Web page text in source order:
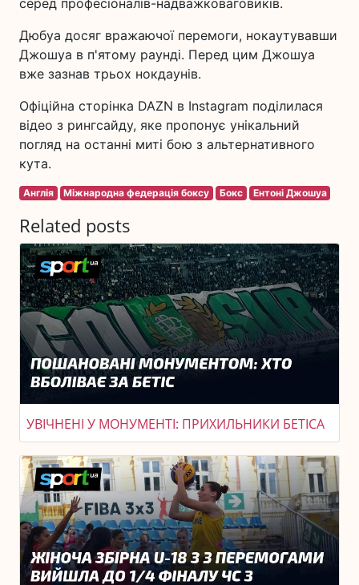
Дюбуа досяг вражаючої перемоги, нокаутувавши
Джошуа в п'ятому раунді. Перед цим Джошуа
вже зазнав трьох нокдаунів.
Офіційна сторінка DAZN в Instagram поділилася
відео з рингсайду, яке пропонує унікальний
погляд на останні миті бою з альтернативного
кута.
Англія Міжнародна федерація боксу Бокс Ентоні Джошуа
Related posts
УВІЧНЕНІ У МОНУМЕНТІ: ПРИХИЛЬНИКИ БЕТІСА